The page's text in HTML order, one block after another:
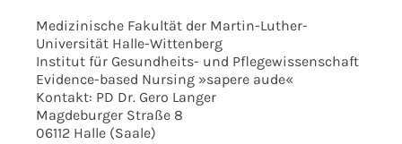
Medizinische Fakultät der Martin-Luther-
Universität Halle-Wittenberg
Institut für Gesundheits- und Pflegewissenschaft
Evidence-based Nursing »sapere aude«
Kontakt: PD Dr. Gero Langer
Magdeburger Straße 8
06112 Halle (Saale)